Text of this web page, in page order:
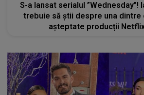
S-a lansat serialul ”Wednesday”!
trebuie să știi despre una dintre
așteptate producții